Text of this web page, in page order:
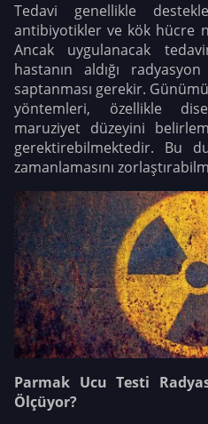
Tedavi genellikle
antibiyotikler ve kök hücre
Ancak uygulanacak
hastanın aldığı
saptanması gerekir.
yöntemleri, özellikle
maruziyet düzeyini
gerektirebilmektedir. Bu
zamanlamasını
Parmak Ucu Testi
Ölçüyor?